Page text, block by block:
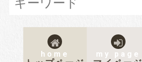
home my page